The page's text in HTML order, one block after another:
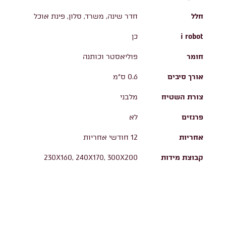
חלל חדר שינה, משרד, סלון, פינת אוכל
i robot כן
חומר פוליאסטר וכותנה
אורך סיבים 0.6 ס"מ
צורת השטיח מלבני
פרנזים לא
אחריות 12 חודשי אחריות
קבוצת מידות 230X160, 240X170, 300X200